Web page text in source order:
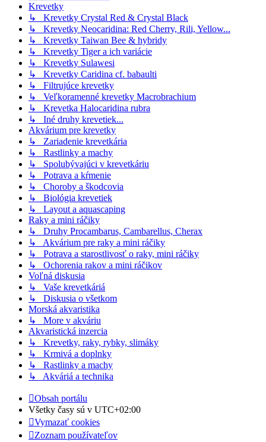
Krevetky
↳ Krevetky Crystal Red & Crystal Black
↳ Krevetky Neocaridina: Red Cherry, Rili, Yellow...
↳ Krevetky Taiwan Bee & hybridy
↳ Krevetky Tiger a ich variácie
↳ Krevetky Sulawesi
↳ Krevetky Caridina cf. babaulti
↳ Filtrujúce krevetky
↳ Veľkoramenné krevetky Macrobrachium
↳ Krevetka Halocaridina rubra
↳ Iné druhy krevetiek...
Akvárium pre krevetky
↳ Zariadenie krevetkária
↳ Rastlinky a machy
↳ Spolubývajúci v krevetkáriu
↳ Potrava a kŕmenie
↳ Choroby a škodcovia
↳ Biológia krevetiek
↳ Layout a aquascaping
Raky a mini ráčiky
↳ Druhy Procambarus, Cambarellus, Cherax
↳ Akvárium pre raky a mini ráčiky
↳ Potrava a starostlivosť o raky, mini ráčiky
↳ Ochorenia rakov a mini ráčikov
Voľná diskusia
↳ Vaše krevetkáriá
↳ Diskusia o všetkom
Morská akvaristika
↳ More v akváriu
Akvaristická inzercia
↳ Krevetky, raky, rybky, slimáky
↳ Krmivá a doplnky
↳ Rastlinky a machy
↳ Akváriá a technika
Obsah portálu
Všetky časy sú v UTC+02:00
Vymazať cookies
Zoznam používateľov